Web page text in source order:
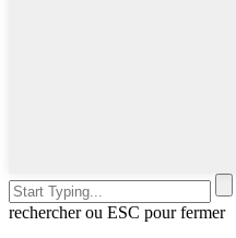
rechercher ou ESC pour fermer